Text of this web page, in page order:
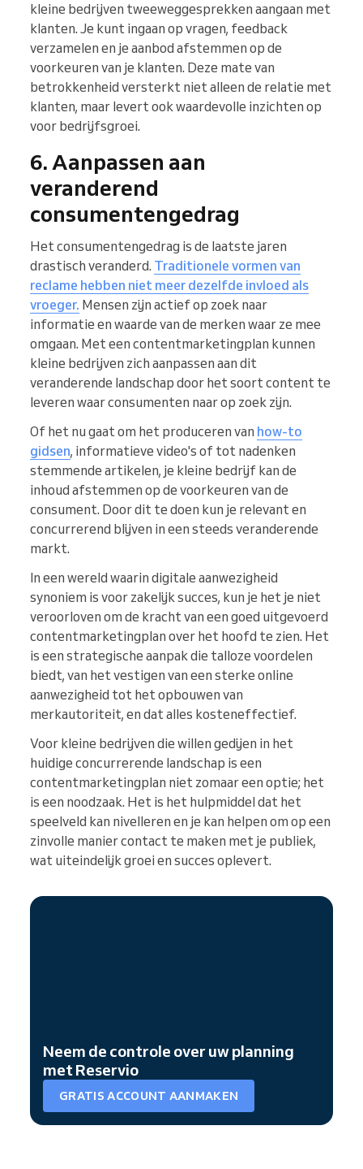
kleine bedrijven tweeweggesprekken aangaan met
klanten. Je kunt ingaan op vragen, feedback
verzamelen en je aanbod afstemmen op de
voorkeuren van je klanten. Deze mate van
betrokkenheid versterkt niet alleen de relatie met
klanten, maar levert ook waardevolle inzichten op
voor bedrijfsgroei.
6. Aanpassen aan
veranderend
consumentengedrag
Het consumentengedrag is de laatste jaren
drastisch veranderd. Traditionele vormen van
reclame hebben niet meer dezelfde invloed als
vroeger. Mensen zijn actief op zoek naar
informatie en waarde van de merken waar ze mee
omgaan. Met een contentmarketingplan kunnen
kleine bedrijven zich aanpassen aan dit
veranderende landschap door het soort content te
leveren waar consumenten naar op zoek zijn.
Of het nu gaat om het produceren van how-to
gidsen, informatieve video's of tot nadenken
stemmende artikelen, je kleine bedrijf kan de
inhoud afstemmen op de voorkeuren van de
consument. Door dit te doen kun je relevant en
concurrerend blijven in een steeds veranderende
markt.
In een wereld waarin digitale aanwezigheid
synoniem is voor zakelijk succes, kun je het je niet
veroorloven om de kracht van een goed uitgevoerd
contentmarketingplan over het hoofd te zien. Het
is een strategische aanpak die talloze voordelen
biedt, van het vestigen van een sterke online
aanwezigheid tot het opbouwen van
merkautoriteit, en dat alles kosteneffectief.
Voor kleine bedrijven die willen gedijen in het
huidige concurrerende landschap is een
contentmarketingplan niet zomaar een optie; het
is een noodzaak. Het is het hulpmiddel dat het
speelveld kan nivelleren en je kan helpen om op een
zinvolle manier contact te maken met je publiek,
wat uiteindelijk groei en succes oplevert.
Neem de controle over uw planning
met Reservio
GRATIS ACCOUNT AANMAKEN